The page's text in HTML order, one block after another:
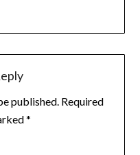
published. Required
*